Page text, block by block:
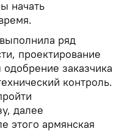
начать
ряд
проектирование
заказчика
контроль.
далее
этого армянская